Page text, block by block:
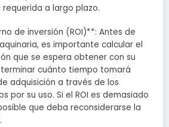
a largo plazo.
de inversión (ROI)**: Antes de
es importante calcular el
que se espera obtener con su
cuánto tiempo tomará
adquisición a través de los
por su uso. Si el ROI es demasiado
que deba reconsiderarse la